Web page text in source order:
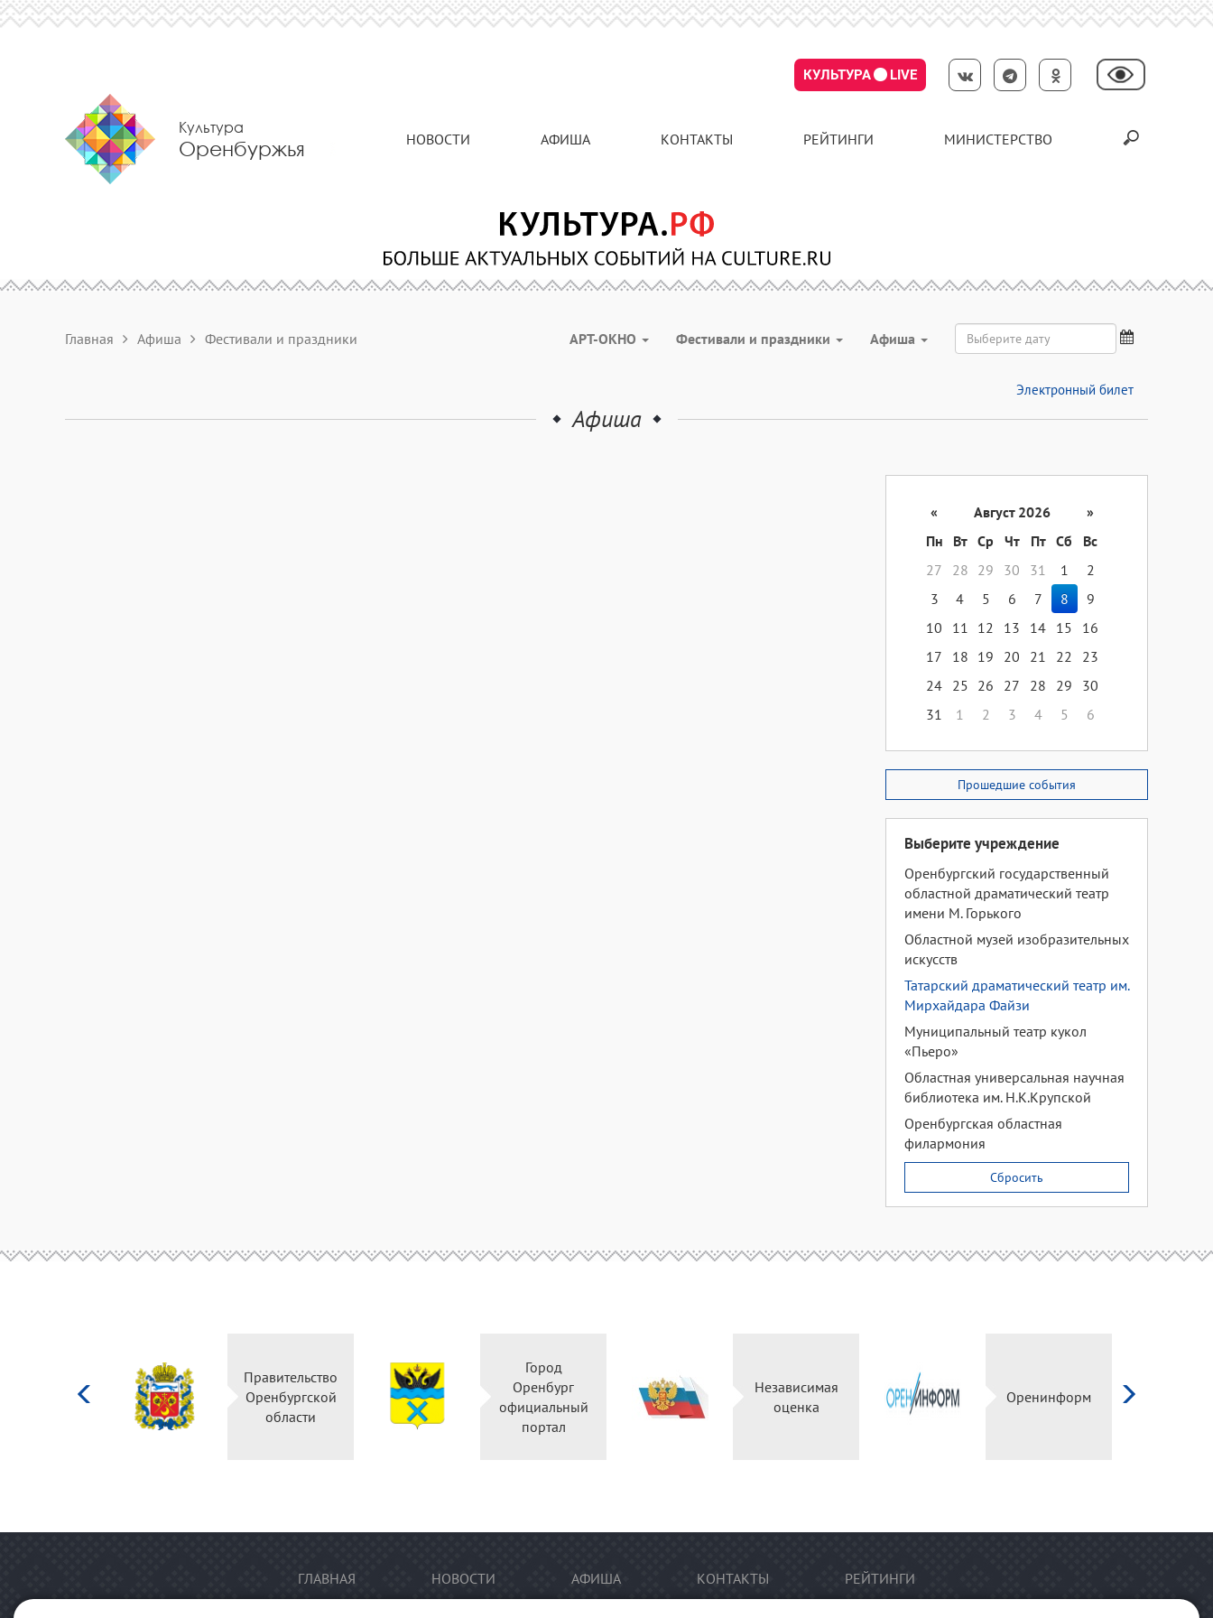
КУЛЬТУРА LIVE
Культура
Оренбуржья НОВОСТИ АФИША КОНТАКТЫ РЕЙТИНГИ МИНИСТЕРСТВО
Главная Афиша Фестивали и праздники АРТ-ОКНО Фестивали и праздники Aфиша
Электронный билет
Афиша
« Август 2026
»
Пн
Вт Ср Чт Пт Сб
Вс
27
28 29 30 31 1
2
3
4 5 6 7 8
9
10
11 12 13 14 15
16
17
18 19 20 21 22
23
24 25 26 27 28 29
30
31
1 2 3 4 5 6
Прошедшие события
Выберите учреждение
Оренбургский государственный
областной драматический театр
имени М. Горького
Областной музей изобразительных
искусств
Татарский драматический театр им.
Мирхайдара Файзи
Муниципальный театр кукол
«Пьеро»
Областная универсальная научная
библиотека им. Н.К.Крупской
Оренбургская областная
филармония
Сбросить
Правительство
Оренбургской
области
Город
Оренбург
официальный
портал
Независимая
оценка
Оренинформ
ГЛАВНАЯ НОВОСТИ АФИША КОНТАКТЫ РЕЙТИНГИ